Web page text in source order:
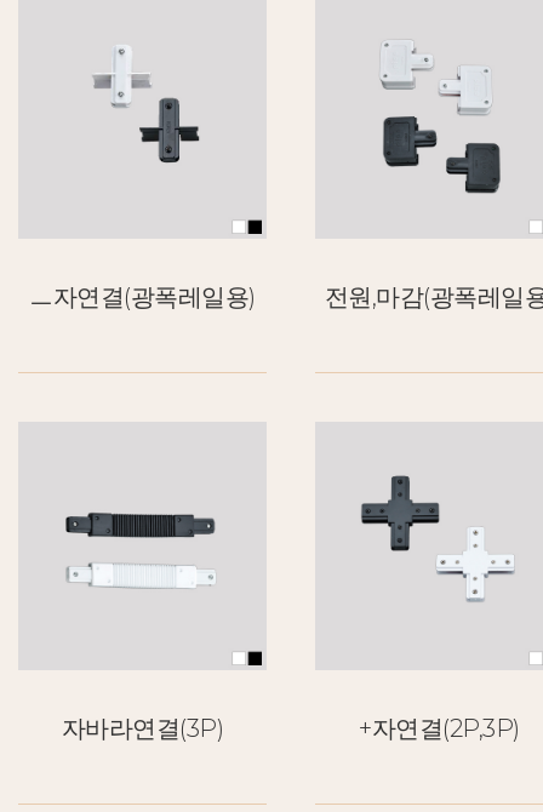
ㅡ자연결(광폭레일용) 전원,마감(광폭레일
자바라연결(3P) +자연결(2P,3P)